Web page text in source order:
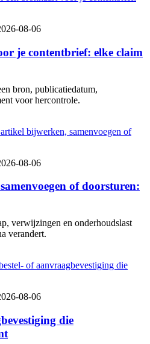
08-06
je contentbrief: elke claim
bron, publicatiedatum,
voor hercontrole.
08-06
of doorsturen:
verwijzingen en onderhoudslast
verandert.
08-06
die